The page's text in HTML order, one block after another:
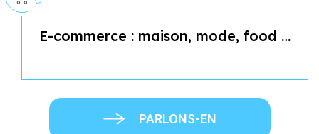
E-commerce : maison, mode, food …
PARLONS-EN